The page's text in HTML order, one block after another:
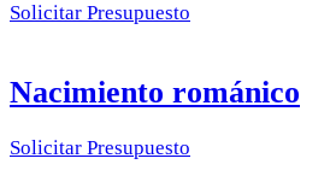
Solicitar Presupuesto
Nacimiento románico
Solicitar Presupuesto